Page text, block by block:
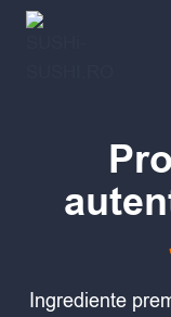
Skip
Ingrediente